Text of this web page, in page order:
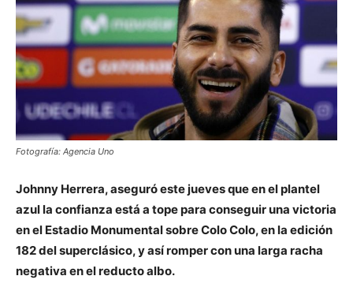
Fotografía: Agencia Uno
Johnny Herrera, aseguró este jueves que en el plantel
azul la confianza está a tope para conseguir una victoria
en el Estadio Monumental sobre Colo Colo, en la edición
182 del superclásico, y así romper con una larga racha
negativa en el reducto albo.